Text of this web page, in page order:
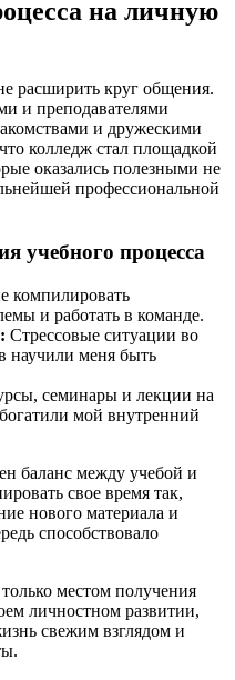
на личную
расширить круг общения.
и преподавателями
и дружескими
колледж стал площадкой
оказались полезными не
профессиональной
учебного процесса
компилировать
и работать в команде.
Стрессовые ситуации во
научили меня быть
семинары и лекции на
мой внутренний
баланс между учебой и
свое время так,
нового материала и
способствовало
местом получения
личностном развитии,
свежим взглядом и